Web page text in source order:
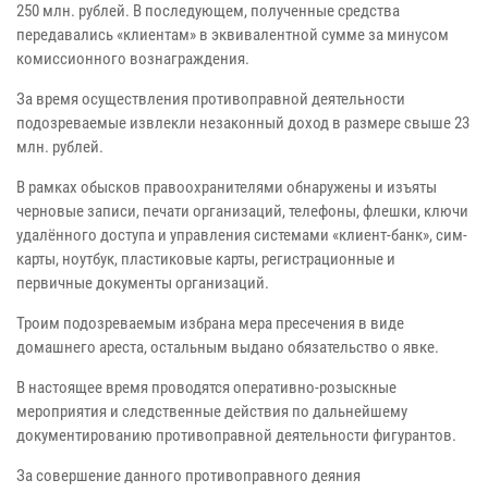
250 млн. рублей. В последующем, полученные средства
передавались «клиентам» в эквивалентной сумме за минусом
комиссионного вознаграждения.
За время осуществления противоправной деятельности
подозреваемые извлекли незаконный доход в размере свыше 23
млн. рублей.
В рамках обысков правоохранителями обнаружены и изъяты
черновые записи, печати организаций, телефоны, флешки, ключи
удалённого доступа и управления системами «клиент-банк», сим-
карты, ноутбук, пластиковые карты, регистрационные и
первичные документы организаций.
Троим подозреваемым избрана мера пресечения в виде
домашнего ареста, остальным выдано обязательство о явке.
В настоящее время проводятся оперативно-розыскные
мероприятия и следственные действия по дальнейшему
документированию противоправной деятельности фигурантов.
За совершение данного противоправного деяния